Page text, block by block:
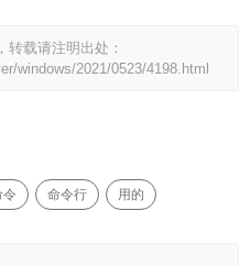
载请注明出处：
windows/2021/0523/4198.html
令 命令行 用的